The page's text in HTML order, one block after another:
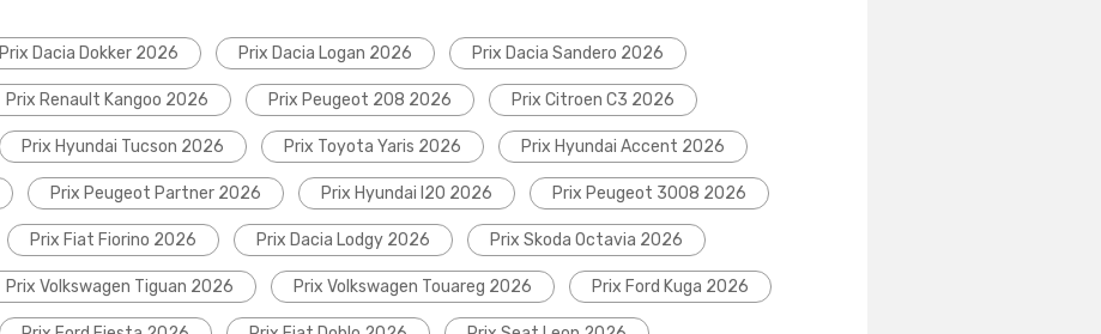
Prix Dacia Dokker 2026 Prix Dacia Logan 2026 Prix Dacia Sandero 2026
Prix Renault Kangoo 2026 Prix Peugeot 208 2026 Prix Citroen C3 2026
Prix Hyundai Tucson 2026 Prix Toyota Yaris 2026 Prix Hyundai Accent 2026
Prix Peugeot Partner 2026 Prix Hyundai I20 2026 Prix Peugeot 3008 2026
Prix Fiat Fiorino 2026 Prix Dacia Lodgy 2026 Prix Skoda Octavia 2026
Prix Volkswagen Tiguan 2026 Prix Volkswagen Touareg 2026 Prix Ford Kuga 2026